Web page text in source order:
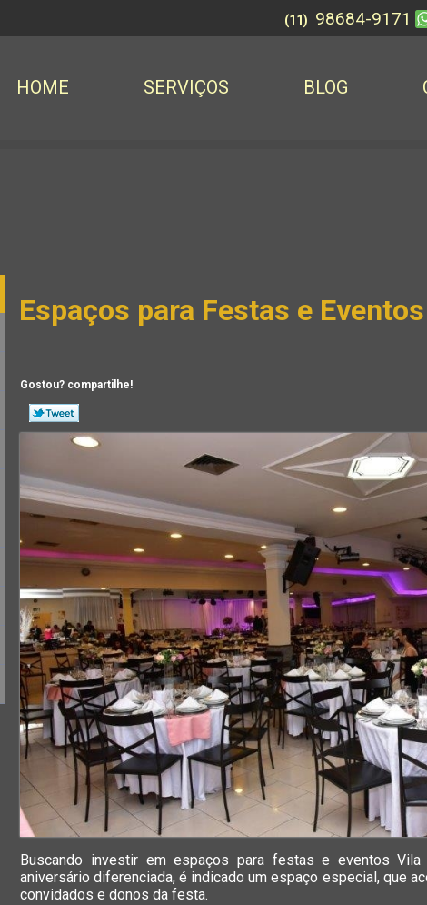
HOME SERVIÇOS BLOG
(11) 98684-9171
Espaços para Festas e
Gostou? compartilhe!
Buscando investir em espaços para festas e eventos
aniversário diferenciada, é indicado um espaço especial, que
convidados e donos da festa.